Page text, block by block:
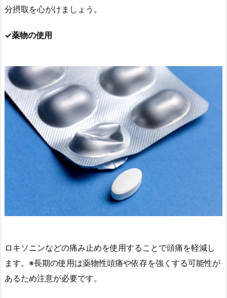
分摂取を心がけましょう。
✓薬物の使用
ロキソニンなどの痛み止めを使用することで頭痛を軽減し
ます。※長期の使用は薬物性頭痛や依存を強くする可能性が
あるため注意が必要です。